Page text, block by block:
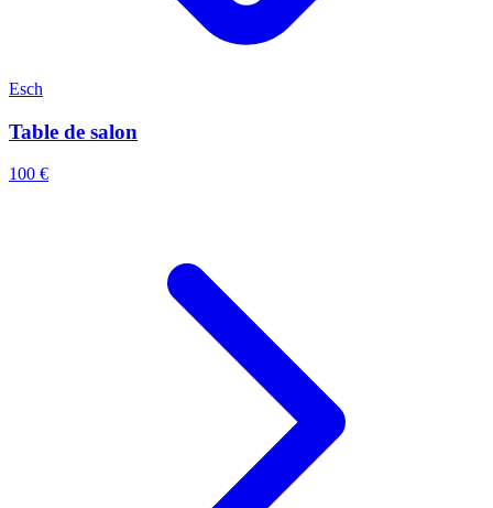
Esch
Table de salon
100 €